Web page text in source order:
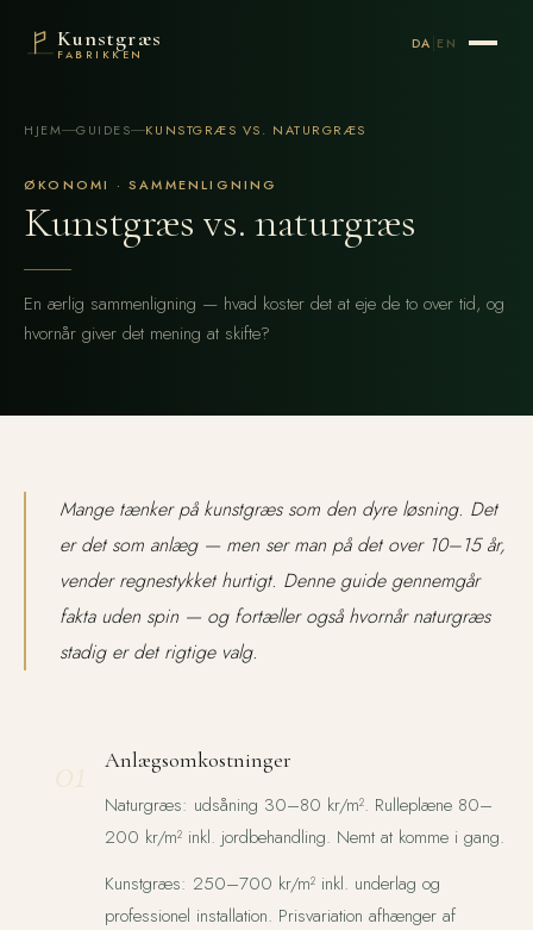
Kunstgræs
FABRIKKEN
DA | EN
HJEM GUIDES KUNSTGRÆS VS. NATURGRÆS
ØKONOMI · SAMMENLIGNING
Kunstgræs vs. naturgræs
En ærlig sammenligning — hvad koster det at eje de to over tid, og
hvornår giver det mening at skifte?
Mange tænker på kunstgræs som den dyre løsning. Det
er det som anlæg — men ser man på det over 10–15 år,
vender regnestykket hurtigt. Denne guide gennemgår
fakta uden spin — og fortæller også hvornår naturgræs
stadig er det rigtige valg.
Anlægsomkostninger
Naturgræs: udsåning 30–80 kr/m². Rulleplæne 80–
200 kr/m² inkl. jordbehandling. Nemt at komme i gang.
Kunstgræs: 250–700 kr/m² inkl. underlag og
professionel installation. Prisvariation afhænger af